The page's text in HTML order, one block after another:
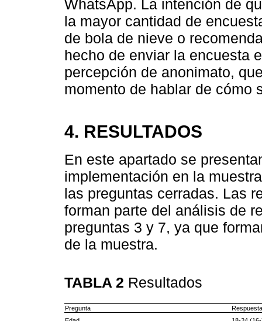
WhatsApp. La intención de
la mayor cantidad de
de bola de nieve o
hecho de enviar la encuesta
percepción de anonimato,
momento de hablar de cómo
4. RESULTADOS
En este apartado se
implementación en la
las preguntas cerradas. Las
forman parte del análisis de
preguntas 3 y 7, ya que
de la muestra.
TABLA 2 Resultados
Pregunta